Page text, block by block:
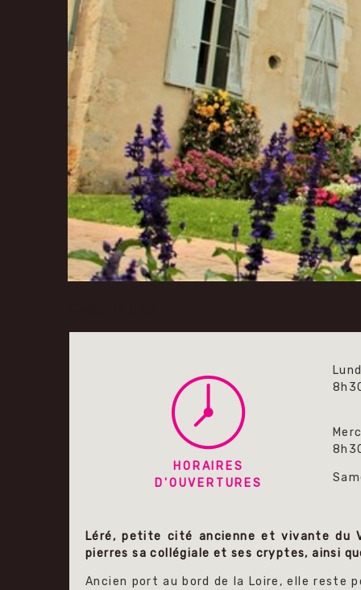
HORAIRES
D'OUVERTURES
Léré, petite cité ancienne et vivante du
pierres sa collégiale et ses cryptes, ainsi
Ancien port au bord de la Loire, elle reste